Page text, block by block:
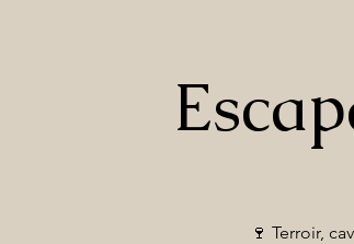
🍷 Terroir,